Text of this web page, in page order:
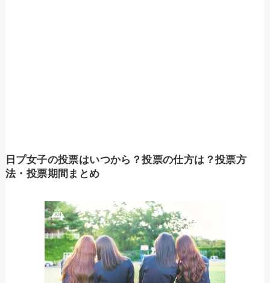
日プ女子の投票はいつから？投票の仕方は？投票方
法・投票期間まとめ